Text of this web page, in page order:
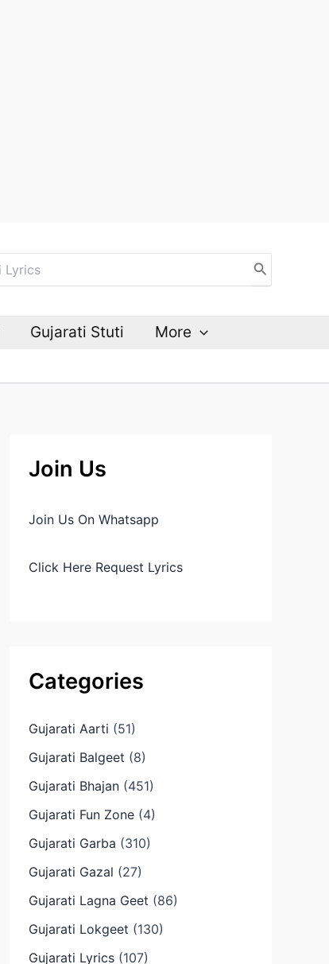
Gujarati Stuti More
Join Us
Join Us On Whatsapp
Click Here Request Lyrics
Categories
Gujarati Aarti (51)
Gujarati Balgeet (8)
Gujarati Bhajan (451)
Gujarati Fun Zone (4)
Gujarati Garba (310)
Gujarati Gazal (27)
Gujarati Lagna Geet (86)
Gujarati Lokgeet (130)
Gujarati Lyrics (107)